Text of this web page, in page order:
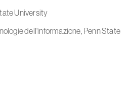
University
dell'informazione, Penn State